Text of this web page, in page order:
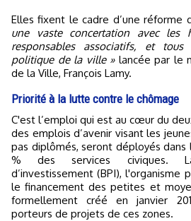
Elles fixent le cadre d’une réforme
une vaste concertation avec les
responsables associatifs, et
politique de la ville »lancée par le
de la Ville, François Lamy.
Priorité à la lutte contre le chômage
C'est l’emploi qui est au cœur du deuxième volet. Ainsi, 30 %
des emplois d’avenir visant les
pas diplômés, seront déployés dans
% des services civiques.
d’investissement (BPI), l'organisme
le financement des petites et
formellement créé en janvier
porteurs de projets de ces zones.